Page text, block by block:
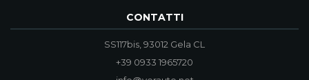
CONTATTI
SS117bis, 93012 Gela CL
+39 0933 1965720